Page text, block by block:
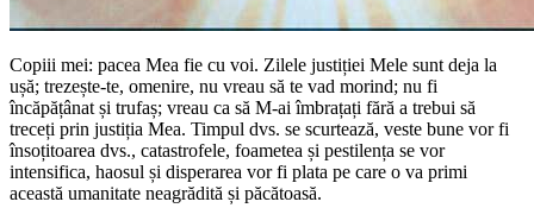
Copiii mei: pacea Mea fie cu voi. Zilele justiției Mele sunt deja la
ușă; trezește-te, omenire, nu vreau să te vad morind; nu fi
încăpățânat și trufaș; vreau ca să M-ai îmbrațați fără a trebui să
treceți prin justiția Mea. Timpul dvs. se scurtează, veste bune vor fi
însoțitoarea dvs., catastrofele, foametea și pestilența se vor
intensifica, haosul și disperarea vor fi plata pe care o va primi
această umanitate neagrădită și păcătoasă.